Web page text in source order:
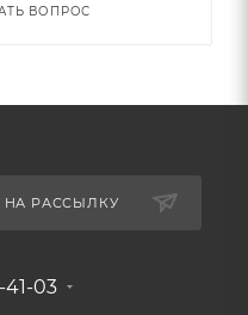
ВОПРОС
НА РАССЫЛКУ
03